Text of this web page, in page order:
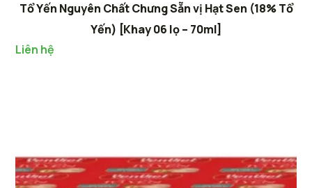
Tổ Yến Nguyên Chất Chưng Sẵn vị Hạt Sen (18% Tổ
Yến) [Khay 06 lọ – 70ml]
Liên hệ